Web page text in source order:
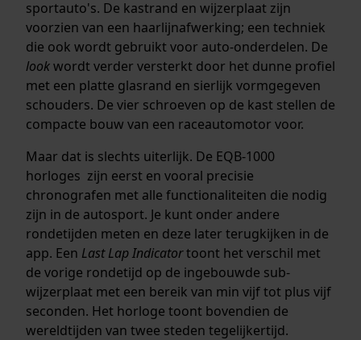
sportauto's. De kastrand en wijzerplaat zijn
voorzien van een haarlijnafwerking; een techniek
die ook wordt gebruikt voor auto-onderdelen. De
lookwordt verder versterkt door het dunne profiel
met een platte glasrand en sierlijk vormgegeven
schouders. De vier schroeven op de kast stellen de
compacte bouw van een raceautomotor voor.
Maar dat is slechts uiterlijk. De EQB-1000
horloges zijn eerst en vooral precisie
chronografen met alle functionaliteiten die nodig
zijn in de autosport. Je kunt onder andere
rondetijden meten en deze later terugkijken in de
app. Een Last Lap Indicatortoont het verschil met
de vorige rondetijd op de ingebouwde sub-
wijzerplaat met een bereik van min vijf tot plus vijf
seconden. Het horloge toont bovendien de
wereldtijden van twee steden tegelijkertijd.